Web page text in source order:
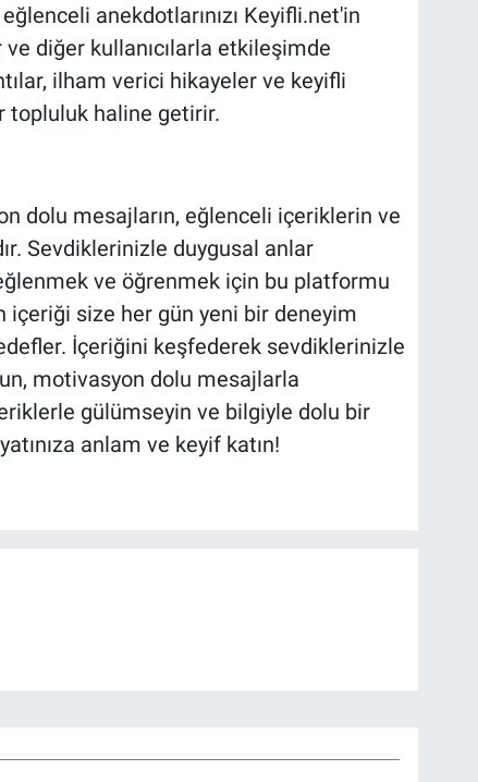
anekdotlarınızı Keyifli.net'in
diğer kullanıcılarla etkileşimde
ilham verici hikayeler ve keyifli
topluluk haline getirir.
dolu mesajların, eğlenceli içeriklerin ve
Sevdiklerinizle duygusal anlar
ve öğrenmek için bu platformu
size her gün yeni bir deneyim
İçeriğini keşfederek sevdiklerinizle
motivasyon dolu mesajlarla
gülümseyin ve bilgiyle dolu bir
anlam ve keyif katın!